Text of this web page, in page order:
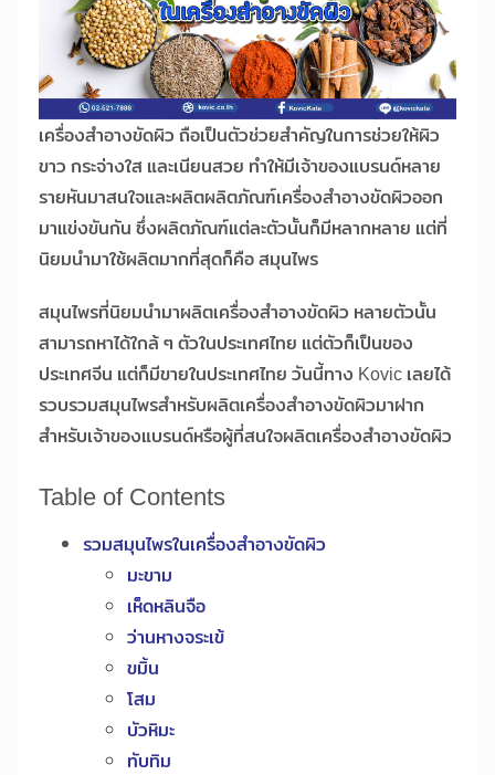
เครื่องสำอางขัดผิว ถือเป็นตัวช่วยสำคัญในการช่วยให้ผิว
ขาว กระจ่างใส และเนียนสวย ทำให้มีเจ้าของแบรนด์หลาย
รายหันมาสนใจและผลิตผลิตภัณฑ์เครื่องสำอางขัดผิวออก
มาแข่งขันกัน ซึ่งผลิตภัณฑ์แต่ละตัวนั้นก็มีหลากหลาย แต่ที่
นิยมนำมาใช้ผลิตมากที่สุดก็คือ สมุนไพร
สมุนไพรที่นิยมนำมาผลิตเครื่องสำอางขัดผิว หลายตัวนั้น
สามารถหาได้ใกล้ ๆ ตัวในประเทศไทย แต่ตัวก็เป็นของ
ประเทศจีน แต่ก็มีขายในประเทศไทย วันนี้ทาง Kovic เลยได้
รวบรวมสมุนไพรสำหรับผลิตเครื่องสำอางขัดผิวมาฝาก
สำหรับเจ้าของแบรนด์หรือผู้ที่สนใจผลิตเครื่องสำอางขัดผิว
Table of Contents
รวมสมุนไพรในเครื่องสำอางขัดผิว
มะขาม
เห็ดหลินจือ
ว่านหางจระเข้
ขมิ้น
โสม
บัวหิมะ
ทับทิม